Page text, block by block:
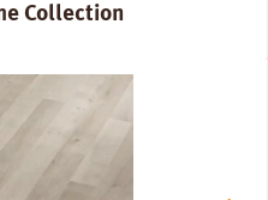
Collection